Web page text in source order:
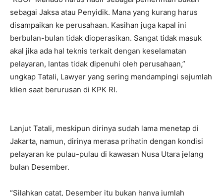
sebagai Jaksa atau Penyidik. Mana yang kurang harus
disampaikan ke perusahaan. Kasihan juga kapal ini
berbulan-bulan tidak dioperasikan. Sangat tidak masuk
akal jika ada hal teknis terkait dengan keselamatan
pelayaran, lantas tidak dipenuhi oleh perusahaan,”
ungkap Tatali, Lawyer yang sering mendampingi sejumlah
klien saat berurusan di KPK RI.
Lanjut Tatali, meskipun dirinya sudah lama menetap di
Jakarta, namun, dirinya merasa prihatin dengan kondisi
pelayaran ke pulau-pulau di kawasan Nusa Utara jelang
bulan Desember.
“Silahkan catat, Desember itu bukan hanya jumlah